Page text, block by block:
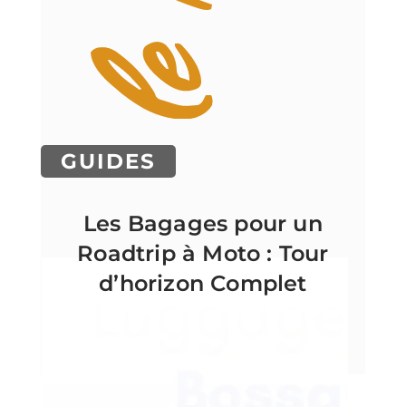
GUIDES
Les Bagages pour un
Roadtrip à Moto : Tour
d’horizon Complet